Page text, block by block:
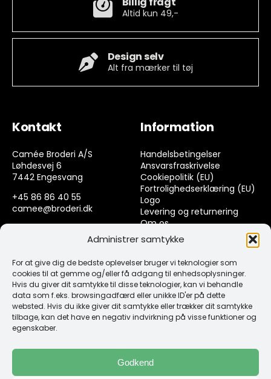
Administrer samtykke
For at give dig de bedste oplevelser bruger vi teknologier som
cookies til at gemme og/eller få adgang til enhedsoplysninger.
Hvis du giver dit samtykke til disse teknologier, kan vi behandle
data som f.eks. browsingadfærd eller unikke ID'er på dette
websted. Hvis du ikke giver dit samtykke eller trækker dit samtykke
tilbage, kan det have en negativ indvirkning på visse funktioner og
egenskaber.
Godkend
Altid kun 49,-
Design selv
Alt fra mærker til tøj
Kontakt
Camée Broderi A/S
Løhdesvej 6
7442 Engesvang
+45 86 86 40 55
camee@broderi.dk
Information
Handelsbetingelser
Ansvarsfraskrivelse
Cookiepolitik (EU)
Fortrolighedserklæring (EU)
Logo
Levering og returnering
Om os
Kontakt
Links
Spørgsmål & Svar
Tråd
Design selv guide
Konto